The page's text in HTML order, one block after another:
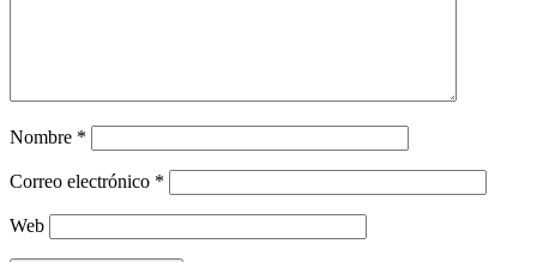
Nombre *
Correo electrónico *
Web